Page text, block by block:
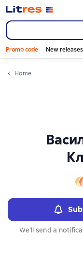
Promo code New releases
Home
We'll send a
Слайдер с книгами